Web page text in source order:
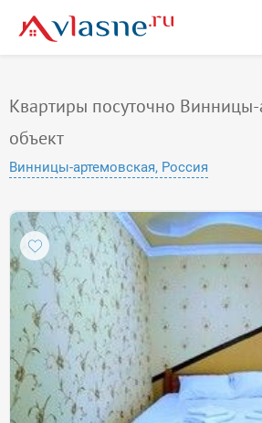
Квартиры посуточно Винницы-
объект
Винницы-артемовская, Россия